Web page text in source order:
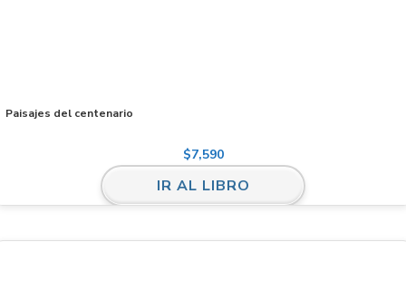
Paisajes del centenario
$7,590
IR AL LIBRO